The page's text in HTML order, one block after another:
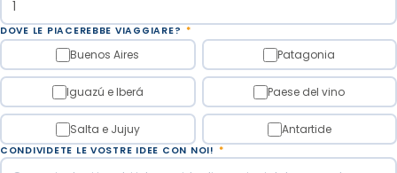
DOVE LE PIACEREBBE VIAGGIARE? *
Buenos Aires Patagonia
Iguazú e Iberá Paese del vino
Salta e Jujuy Antartide
CONDIVIDETE LE VOSTRE IDEE CON NOI! *